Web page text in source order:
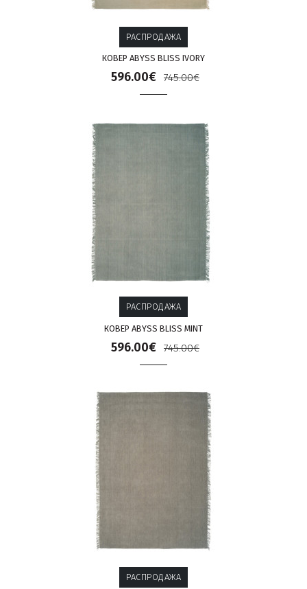
РАСПРОДАЖА
КОВЕР ABYSS BLISS IVORY
596.00€ 745.00€
РАСПРОДАЖА
КОВЕР ABYSS BLISS MINT
596.00€ 745.00€
РАСПРОДАЖА